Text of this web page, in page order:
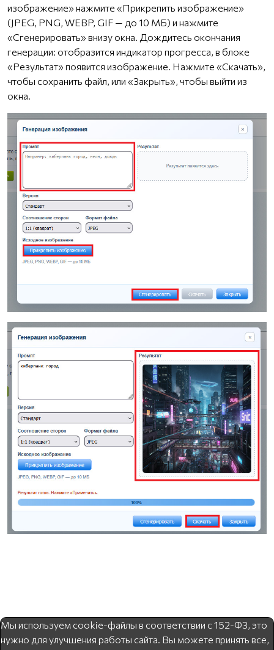
изображение» нажмите «Прикрепить изображение»
(JPEG, PNG, WEBP, GIF — до 10 МБ) и нажмите
«Сгенерировать» внизу окна. Дождитесь окончания
генерации: отобразится индикатор прогресса, в блоке
«Результат» появится изображение. Нажмите «Скачать»,
чтобы сохранить файл, или «Закрыть», чтобы выйти из
окна.
Мы используем cookie-файлы в соответствии с 152-ФЗ, это
нужно для улучшения работы сайта. Вы можете принять все,